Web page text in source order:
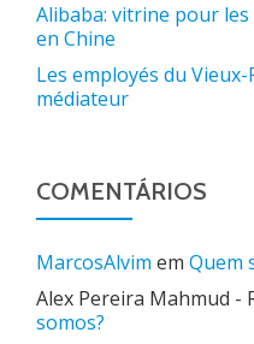
Alibaba: vitrine pour
en Chine
Les employés du
médiateur
COMENTÁRIOS
MarcosAlvim em Quem
Alex Pereira Mahmud -
somos?